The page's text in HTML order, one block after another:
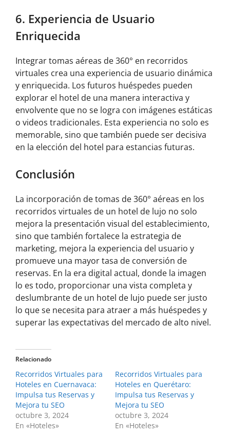
6. Experiencia de Usuario
Enriquecida
Integrar tomas aéreas de 360° en recorridos
virtuales crea una experiencia de usuario dinámica
y enriquecida. Los futuros huéspedes pueden
explorar el hotel de una manera interactiva y
envolvente que no se logra con imágenes estáticas
o videos tradicionales. Esta experiencia no solo es
memorable, sino que también puede ser decisiva
en la elección del hotel para estancias futuras.
Conclusión
La incorporación de tomas de 360° aéreas en los
recorridos virtuales de un hotel de lujo no solo
mejora la presentación visual del establecimiento,
sino que también fortalece la estrategia de
marketing, mejora la experiencia del usuario y
promueve una mayor tasa de conversión de
reservas. En la era digital actual, donde la imagen
lo es todo, proporcionar una vista completa y
deslumbrante de un hotel de lujo puede ser justo
lo que se necesita para atraer a más huéspedes y
superar las expectativas del mercado de alto nivel.
Relacionado
Recorridos Virtuales para
Hoteles en Cuernavaca:
Impulsa tus Reservas y
Mejora tu SEO
octubre 3, 2024
En «Hoteles»
Recorridos Virtuales para
Hoteles en Querétaro:
Impulsa tus Reservas y
Mejora tu SEO
octubre 3, 2024
En «Hoteles»